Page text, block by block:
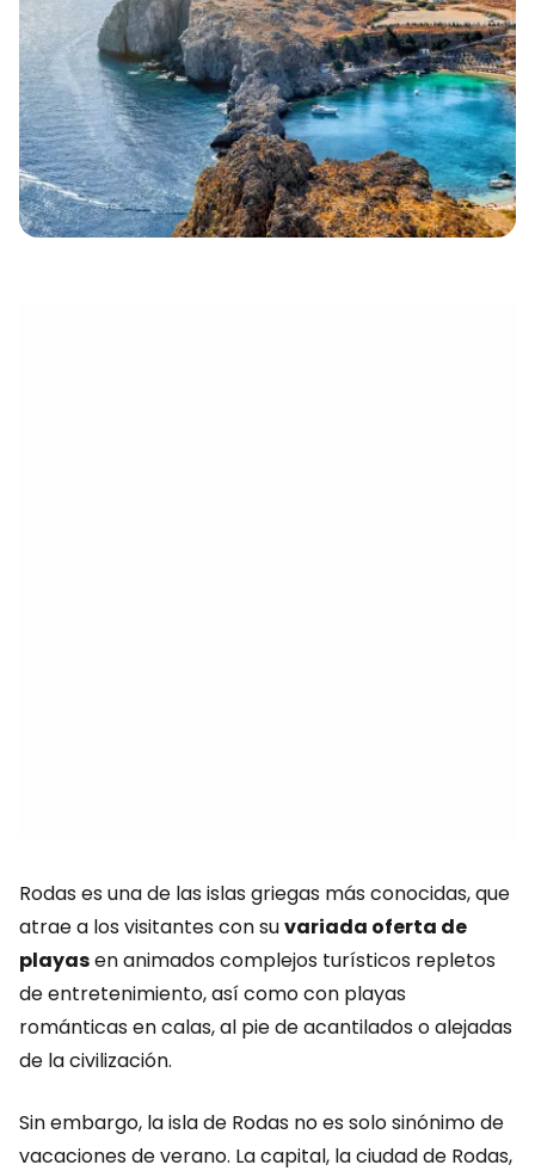
Rodas es una de las islas griegas más conocidas, que
atrae a los visitantes con suvariada oferta de
playasen animados complejos turísticos repletos
de entretenimiento, así como con playas
románticas en calas, al pie de acantilados o alejadas
de la civilización.
Sin embargo, la isla de Rodas no es solo sinónimo de
vacaciones de verano. La capital, la ciudad de Rodas,